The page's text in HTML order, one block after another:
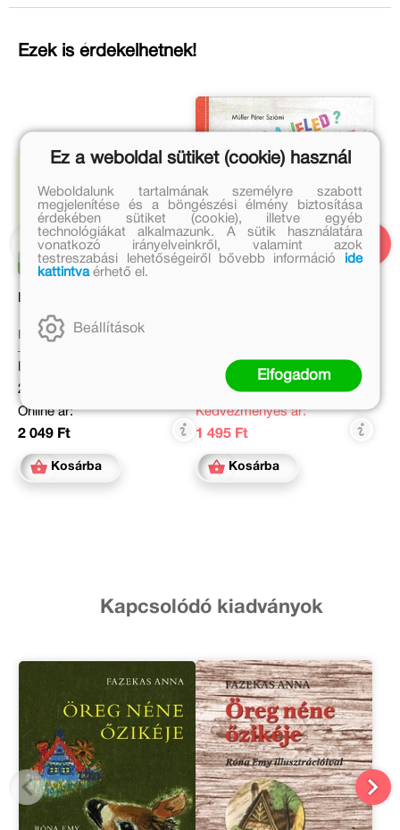
Ezek is érdekelhetnek!
Móricz Zsigmond
Eredeti ár:
2 499 Ft
Online ár:
2 049 Ft
Kosárba
Eredeti ár:
2 990 Ft
Kedvezményes ár:
1 495 Ft
Kosárba
Kapcsolódó kiadványok
Ez a weboldal sütiket (cookie) használ
Weboldalunk tartalmának személyre szabott
megjelenítése és a böngészési élmény biztosítása
érdekében sütiket (cookie), illetve egyéb
technológiákat alkalmazunk. A sütik használatára
vonatkozó irányelveinkről, valamint azok
testreszabási lehetőségeiről bővebb információ
ide
kattintvaérhető el.
Beállítások
Elfogadom